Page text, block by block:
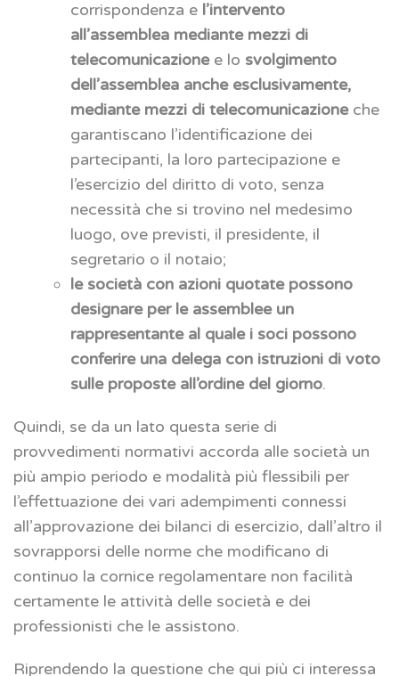
corrispondenza e l’intervento
all’assemblea mediante mezzi di
telecomunicazione e lo svolgimento
dell’assemblea anche esclusivamente,
mediante mezzi di telecomunicazioneche
garantiscano l’identificazione dei
partecipanti, la loro partecipazione e
l’esercizio del diritto di voto, senza
necessità che si trovino nel medesimo
luogo, ove previsti, il presidente, il
segretario o il notaio;
le società con azioni quotate possono
designare per le assemblee un
rappresentante al quale i soci possono
conferire una delega con istruzioni di voto
sulle proposte all’ordine del giorno.
Quindi, se da un lato questa serie di
provvedimenti normativi accorda alle società un
più ampio periodo e modalità più flessibili per
l’effettuazione dei vari adempimenti connessi
all’approvazione dei bilanci di esercizio, dall’altro il
sovrapporsi delle norme che modificano di
continuo la cornice regolamentare non facilità
certamente le attività delle società e dei
professionisti che le assistono.
Riprendendo la questione che qui più ci interessa